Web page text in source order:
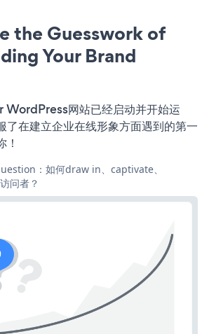
the Guesswork of
Your Brand
网站已经启动并开始运
了在建立企业在线形象方面遇到的第一
：如何draw in、captivate、
问者？